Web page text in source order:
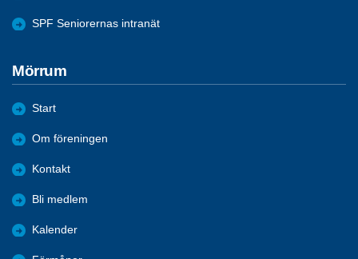
SPF Seniorernas intranät
Mörrum
Start
Om föreningen
Kontakt
Bli medlem
Kalender